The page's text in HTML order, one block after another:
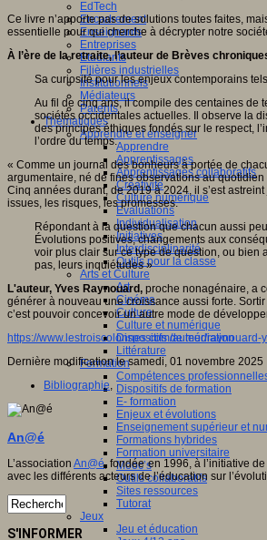
EdTech
Encadrement
Enseignants
Entreprises
Etudiants
Filières industrielles
Institutionnels
Médiateurs
Parents
Thématiques
Apprendre et enseigner
Apprendre
Apprentissages
Apprentissages collaboratifs
Créativité
Culture numérique
Evaluations
Individualisation
Initiatives
Interdisciplinarité
Outils pour la classe
Arts et Culture
Art
Cinéma
Culture
Culture et numérique
Dispositifs de médiation
Littérature
Formation
Compétences
Dispositifs de formation
E- formation
Enjeux et évolutions
Enseignement supérieur et
Formations hybrides
Formation universitaire
Mooc’s
Outils collaboratifs
Sites ressources
Tutorat
Jeux
Jeu et éducation
Ce livre n’apporte pas de solutions toutes faites,
essentielle pour qui cherche à décrypter notre
À l’ère de la retraite, l’auteur de Brèves
Sa curiosité pour les enjeux contemporains
Au fil de cinq ans, il compile des centaines de
sociétés occidentales actuelles. Il observe la
des principes éthiques fondés sur le respect,
l’ordre du temps.
« Comme un journal des bonheurs à portée de
argumentaire, né de fines observations au quotidien
Cinq années durant, de 2019 à 2024, il s’est
issues, les risques, les promesses.
Répondant à la question que chacun aussi
Évolutions positives, changements aux
voir plus clair sur ce type de question, ou bien
pas, leurs inquiétudes »
L'auteur, Yves Raynouard, proche nonagénaire, a
générer à nouveau une croissance aussi forte.
c’est pouvoir concevoir un autre mode de
https://www.lestroiscolonnes.com/auteur/
Dernière modification le samedi, 01 novembre 2025
Bibliographie,
An@é
L’associationAn@é, fondée en 1996, à l’initiative de
avec les différents acteurs de l’éducation sur
S'INFORMER